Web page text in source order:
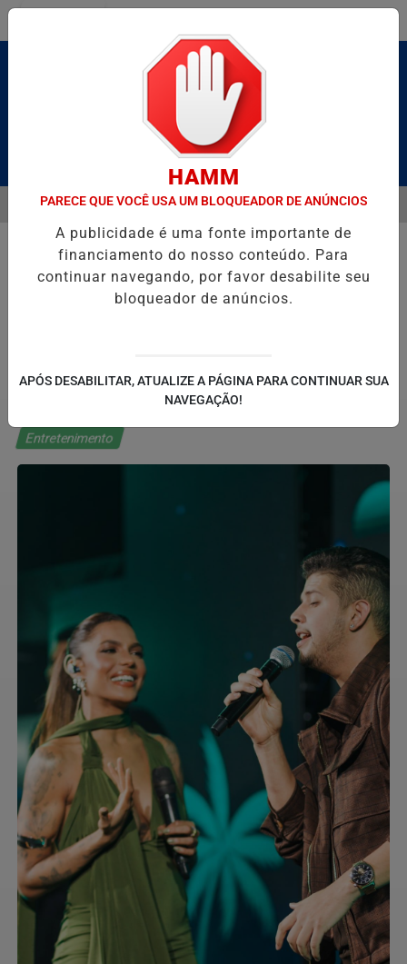
Pesquisar Notícia
HOMENAGEIA UZIEL BUENO NO TERRAÇO MINEIRO D'
EM ALTA
MENU
Entretenimento
HAMM
PARECE QUE VOCÊ USA UM BLOQUEADOR DE ANÚNCIOS
A publicidade é uma fonte importante de
financiamento do nosso conteúdo. Para
continuar navegando, por favor desabilite seu
bloqueador de anúncios.
APÓS DESABILITAR, ATUALIZE A PÁGINA PARA CONTINUAR SUA
NAVEGAÇÃO!